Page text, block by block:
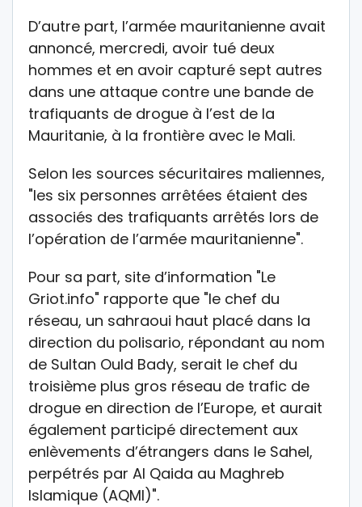
D’autre part, l’armée mauritanienne avait
annoncé, mercredi, avoir tué deux
hommes et en avoir capturé sept autres
dans une attaque contre une bande de
trafiquants de drogue à l’est de la
Mauritanie, à la frontière avec le Mali.
Selon les sources sécuritaires maliennes,
"les six personnes arrêtées étaient des
associés des trafiquants arrêtés lors de
l’opération de l’armée mauritanienne".
Pour sa part, site d’information "Le
Griot.info" rapporte que "le chef du
réseau, un sahraoui haut placé dans la
direction du polisario, répondant au nom
de Sultan Ould Bady, serait le chef du
troisième plus gros réseau de trafic de
drogue en direction de l’Europe, et aurait
également participé directement aux
enlèvements d’étrangers dans le Sahel,
perpétrés par Al Qaida au Maghreb
Islamique (AQMI)".